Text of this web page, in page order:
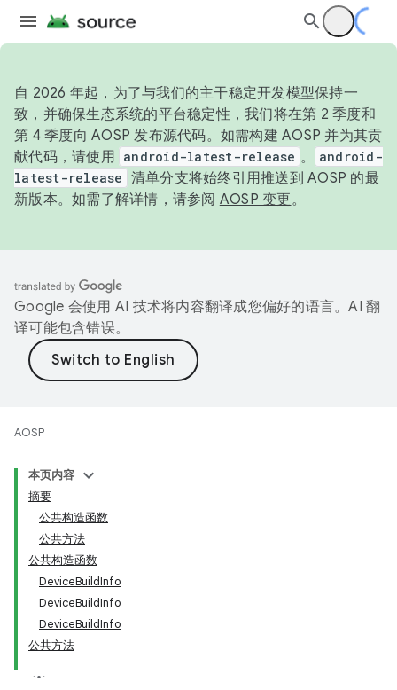
自 2026 年起，为了与我们的主干稳定开发模型保持一
致，并确保生态系统的平台稳定性，我们将在第 2 季度和
第 4 季度向 AOSP 发布源代码。如需构建 AOSP 并为其贡
献代码，请使用 android-latest-release 。
android-
latest-release 清单分支将始终引用推送到 AOSP 的最
新版本。如需了解详情，请参阅 AOSP 变更。
Google 会使用 AI 技术将内容翻译成您偏好的语言。AI 翻
译可能包含错误。
AOSP
本页内容
摘要
公共构造函数
公共方法
公共构造函数
DeviceBuildInfo
DeviceBuildInfo
DeviceBuildInfo
公共方法